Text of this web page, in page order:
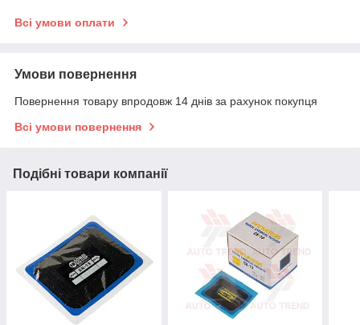
Всі умови оплати
Умови повернення
Повернення товару впродовж 14 днів за рахунок покупця
Всі умови повернення
Подібні товари компанії